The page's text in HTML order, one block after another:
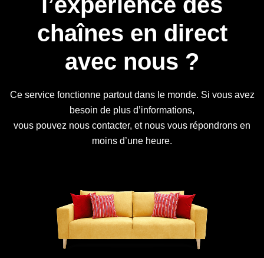
chaînes en direct
avec nous ?
Ce service fonctionne partout dans le monde. Si vous avez
besoin de plus d’informations,
vous pouvez nous contacter, et nous vous répondrons en
moins d’une heure.